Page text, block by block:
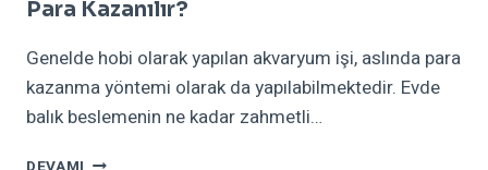
Para Kazanılır?
Genelde hobi olarak yapılan akvaryum işi, aslında para
kazanma yöntemi olarak da yapılabilmektedir. Evde
balık beslemenin ne kadar zahmetli…
EVDE